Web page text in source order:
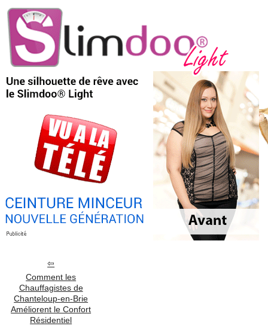
Comment les
Chauffagistes de
Chanteloup-en-Brie
Améliorent le Confort
Résidentiel